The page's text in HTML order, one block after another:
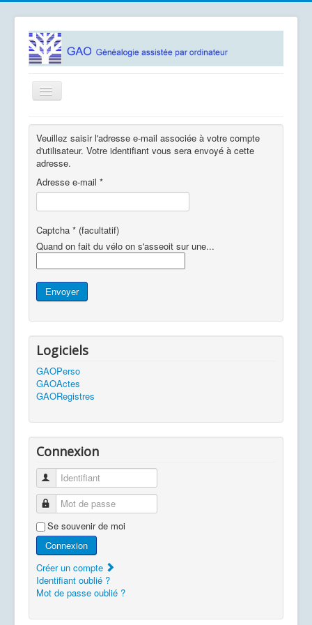
Basculer
la
Accueil
Logiciels
Contacts
Vous êtes ici : Accueil
Utiliser Joomla!
Veuillez saisir l'adresse e-mail associée à votre compte
d'utilisateur. Votre identifiant vous sera envoyé à cette
adresse.
Adresse e-mail *
Captcha * (facultatif)
Quand on fait du vélo on s'asseoit sur une...
Envoyer
Logiciels
GAOPerso
GAOActes
GAORegistres
Connexion
Identifiant
Mot de passe
Se souvenir de moi
Connexion
Créer un compte
Identifiant oublié ?
Mot de passe oublié ?